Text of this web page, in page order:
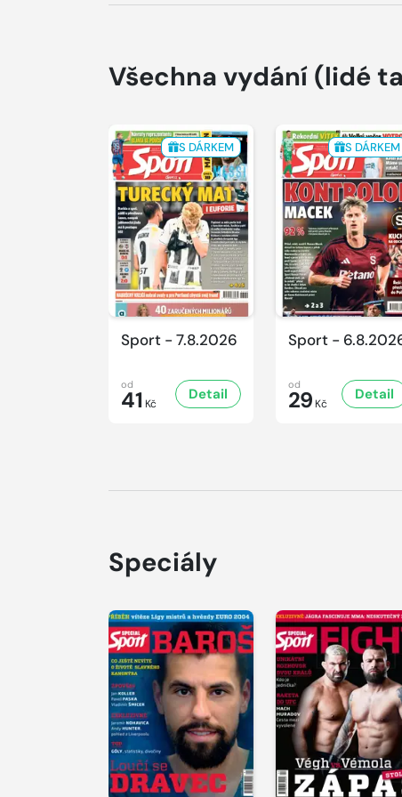
Všechna vydání (lidé
S DÁRKEM
Sport - 7.8.2026
od
41 Kč
Detail
S DÁRKEM
Sport -
od
29 Kč
Detail
Speciály